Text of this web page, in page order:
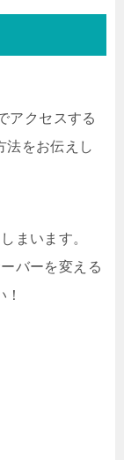
アクセスする
法をお伝えし
まいます。
バーを変える